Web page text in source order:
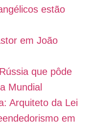
estão
em João
que pôde
Mundial
Arquiteto da Lei
em